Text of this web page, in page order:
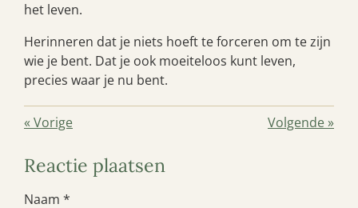
het leven.
Herinneren dat je niets hoeft te forceren om te zijn
wie je bent. Dat je ook moeiteloos kunt leven,
precies waar je nu bent.
« Vorige Volgende»
Reactie plaatsen
Naam *